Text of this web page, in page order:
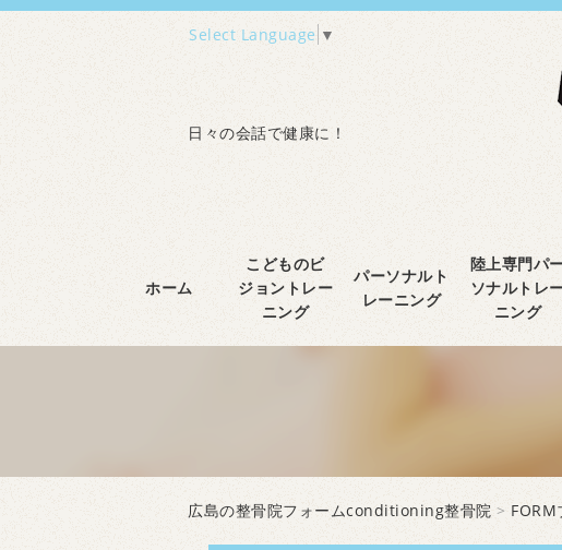
Select Language ▼
日々の会話で健康に！
ホーム
こどものビ
ジョントレー
ニング
パーソナルト
レーニング
陸上専門パ
ソナルトレ
ニング
広島の整骨院フォームconditioning整骨院 > FORM